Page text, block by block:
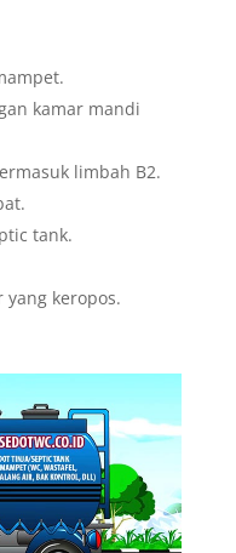
kamar mandi
limbah B2.
tank.
keropos.